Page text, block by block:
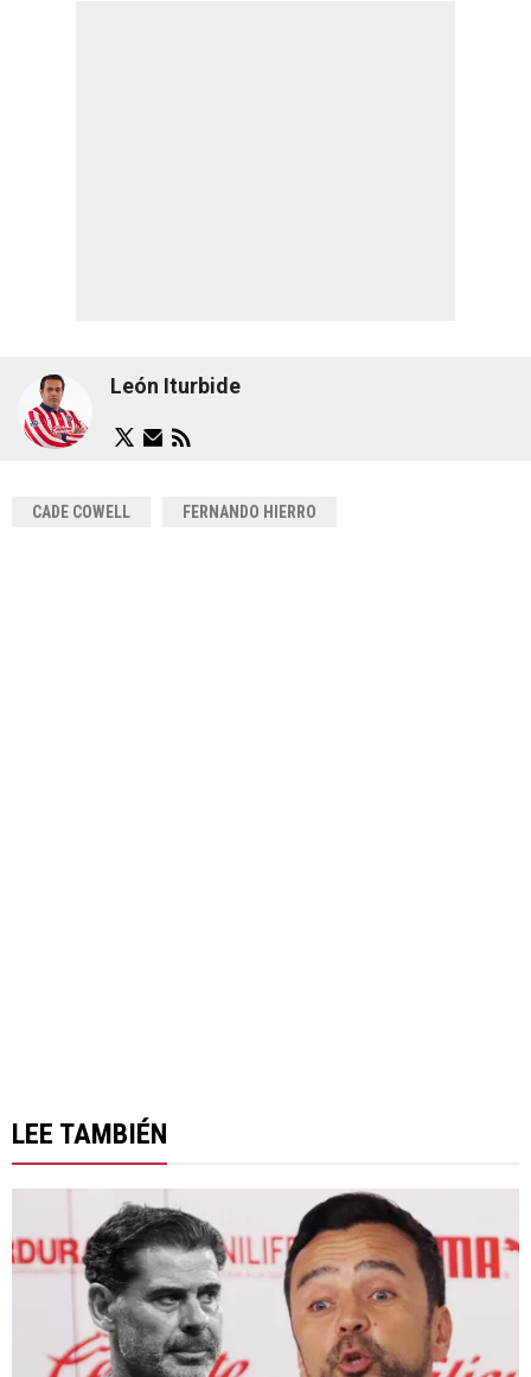
León Iturbide
CADE COWELL FERNANDO HIERRO
LEE TAMBIÉN